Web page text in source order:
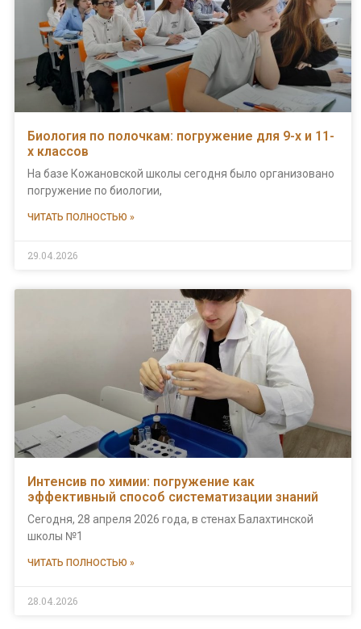
Биология по полочкам: погружение для 9-х и 11-
х классов
На базе Кожановской школы сегодня было организовано
погружение по биологии,
ЧИТАТЬ ПОЛНОСТЬЮ »
29.04.2026
Интенсив по химии: погружение как
эффективный способ систематизации знаний
Сегодня, 28 апреля 2026 года, в стенах Балахтинской
школы №1
ЧИТАТЬ ПОЛНОСТЬЮ »
28.04.2026